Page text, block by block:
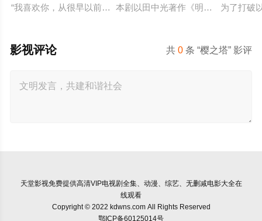
“我喜欢你，从很早以前就开始了。” 从换座位开始?? 性格完全
本剧以田中光著作《明治的南丁格尔
为了打破
共0 条 “樱之塔” 影评
影视评论
天堂影视免费提供高清VIP电视剧全集、动漫、综艺、无删减电影大全在
线观看
Copyright © 2022 kdwns.com All Rights Reserved
鄂ICP备60125014号